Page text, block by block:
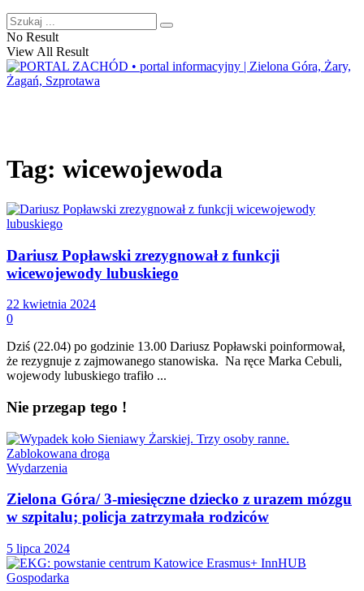
No Result
View All Result
Tag: wicewojewoda
Dariusz Popławski zrezygnował z funkcji
wicewojewody lubuskiego
22 kwietnia 2024
0
Dziś (22.04) po godzinie 13.00 Dariusz Popławski poinformował,
że rezygnuje z zajmowanego stanowiska. Na ręce Marka Cebuli,
wojewody lubuskiego trafiło ...
Nie przegap tego !
Wydarzenia
Zielona Góra/ 3-miesięczne dziecko z urazem mózgu
w szpitalu; policja zatrzymała rodziców
5 lipca 2024
Gospodarka